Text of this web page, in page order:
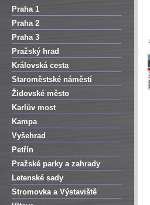
Praha 1
Praha 2
Praha 3
Pražský hrad
Královská cesta
Staroměstské náměstí
Židovské město
Karlův most
Kampa
Vyšehrad
Petřín
Pražské parky a zahrady
Letenské sady
Stromovka a Výstaviště